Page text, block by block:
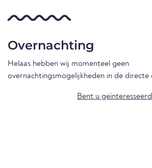
Overnachting
Helaas hebben wij momenteel geen
overnachtingsmogelijkheden in de directe
Bent u